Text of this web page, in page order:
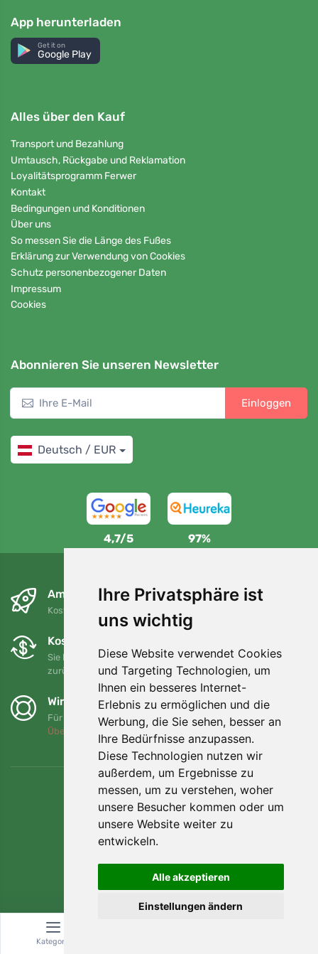
Ihre Privatsphäre ist
uns wichtig
Diese Website verwendet Cookies
und Targeting Technologien, um
Ihnen ein besseres Internet-
Erlebnis zu ermöglichen und die
Werbung, die Sie sehen, besser an
Ihre Bedürfnisse anzupassen.
Diese Technologien nutzen wir
außerdem, um Ergebnisse zu
messen, um zu verstehen, woher
unsere Besucher kommen oder um
unsere Website weiter zu
entwickeln.
Alle akzeptieren
Einstellungen ändern
App herunterladen
Get it on
Google Play
Alles über den Kauf
Transport und Bezahlung
Umtausch, Rückgabe und Reklamation
Loyalitätsprogramm Ferwer
Kontakt
Bedingungen und Konditionen
Über uns
So messen Sie die Länge des Fußes
Erklärung zur Verwendung von Cookies
Schutz personenbezogener Daten
Impressum
Cookies
Abonnieren Sie unseren Newsletter
Einloggen
Deutsch / EUR
4,7/5 97%
Am nächsten Tag und kostenlos
Kostenloser Versand für Bestellungen über 80 EUR
Kostenloser Umtausch und Rückgabe
Sie können Ihre Bestellung jederzeit innerhalb von 90 Tagen
zurückgeben oder umtauschen.
Wir unterstützen Trees.org
Für jede Bestellung pflanzen wir einen Baum! Mehr lesen
Über uns
Kategorie